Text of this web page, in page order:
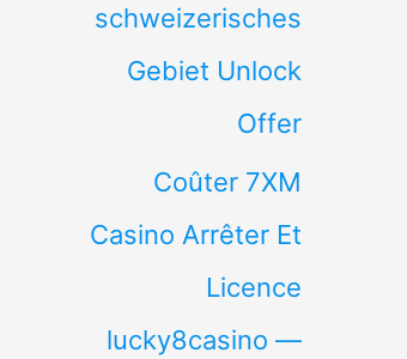
schweizerisches
Gebiet Unlock
Offer
Coûter 7XM
Casino Arrêter Et
Licence
lucky8casino —